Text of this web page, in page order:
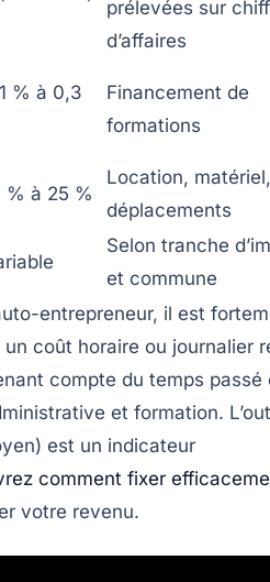
prélevées sur
d’affaires
% à 0,3
Financement de
formations
% à 25 %
Location, matériel,
déplacements
Selon tranche
et commune
entrepreneur, il est
un coût horaire ou journalier
compte du temps passé
et formation.
est un indicateur
comment fixer
votre revenu.